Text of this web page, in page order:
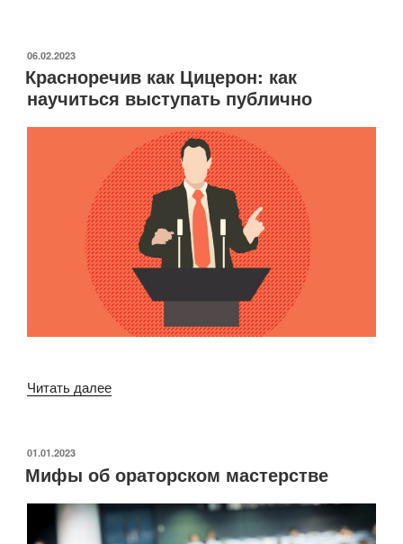
оратора»
ОПУБЛИКОВАНО
06.02.2023
Красноречив как Цицерон: как
научиться выступать публично
Читать далее«Красноречив
научиться
публично»
ОПУБЛИКОВАНО
01.01.2023
Мифы об ораторском мастерстве